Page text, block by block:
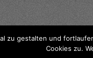
zu gestalten und
Cookies zu.